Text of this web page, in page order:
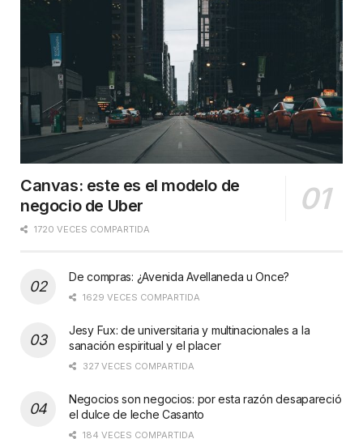
Canvas: este es el modelo de
negocio de Uber
1720 VECES COMPARTIDA
De compras: ¿Avenida Avellaneda u Once?
1629 VECES COMPARTIDA
Jesy Fux: de universitaria y multinacionales a la
sanación espiritual y el placer
327 VECES COMPARTIDA
Negocios son negocios: por esta razón desapareció
el dulce de leche Casanto
184 VECES COMPARTIDA